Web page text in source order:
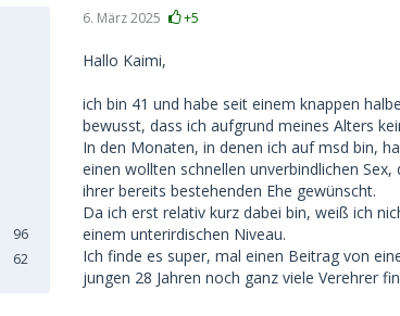
96
62
6. März 2025 +5
Hallo Kaimi,
ich bin 41 und habe seit einem knappen
bewusst, dass ich aufgrund meines Alters
In den Monaten, in denen ich auf msd bin,
einen wollten schnellen unverbindlichen
ihrer bereits bestehenden Ehe gewünscht.
Da ich erst relativ kurz dabei bin, weiß ich
einem unterirdischen Niveau.
Ich finde es super, mal einen Beitrag von
jungen 28 Jahren noch ganz viele Verehrer